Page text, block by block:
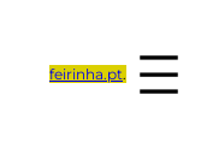
feirinha.pt.